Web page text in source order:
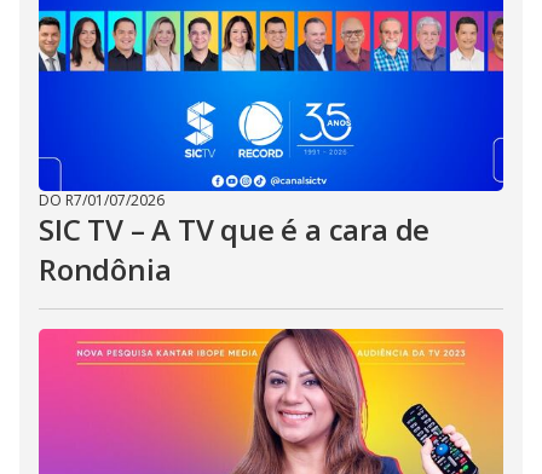
DO R7/01/07/2026
SIC TV – A TV que é a cara de
Rondônia